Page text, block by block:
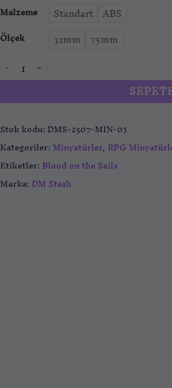
Malzeme Standart ABS
Ölçek 32mm 75mm
Baz “Smiley” Armstrong – Sharkman
Stok kodu:DMS-2507-MIN-03
Kategoriler:Minyatürler,RPG
Etiketler:Blood on the Sails
Marka:DM Stash